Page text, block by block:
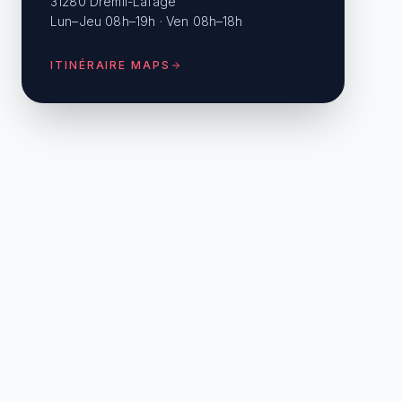
Lun–Jeu 08h–19h · Ven 08h–18h
ITINÉRAIRE MAPS